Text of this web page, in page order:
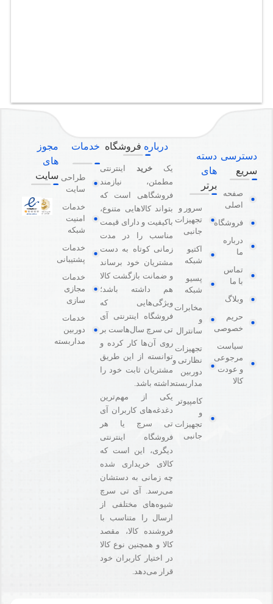
دسترسی
سریع
صفحه
اصلی
فروشگاه
درباره
ما
تماس
با ما
وبلاگ
حریم
خصوصی
سیاست
مرجوعی
و عودت
کالا
دسته
های
برتر
سرور و
تجهیزات
جانبی
اکتیو
شبکه
پسیو
شبکه
مخابرات
و
سانترال
تجهیزات
نظارتی و
دوربین
مداربسته
کامپیوتر
و
تجهیزات
جانبی
درباره فروشگاه
یک خریداینترنتی
مطمئن، نیازمند
فروشگاهی است که
بتواند کالاهایی متنوع،
باکیفیت و دارای قیمت
مناسب را در مدت
زمانی کوتاه به دست
مشتریان خود برساند
و ضمانت بازگشت کالا
هم داشته باشد؛
ویژگی‌هایی که
فروشگاه اینترنتی آی
تی سرچ سال‌هاست بر
روی آن‌ها کار کرده و
توانسته از این طریق
مشتریان ثابت خود را
داشته باشد.
یکی از مهم‌ترین
دغدغه‌های کاربران آی
تی سرچ یا هر
فروشگاه‌ اینترنتی
دیگری، این است که
کالای خریداری شده
چه زمانی به دستشان
می‌رسد. آی تی سرچ
شیوه‌های مختلفی از
ارسال را متناسب با
فروشنده کالا،‌ مقصد
کالا و همچنین نوع کالا
در اختیار کاربران خود
قرار می‌دهد.
خدمات
طراحی
سایت
خدمات
امنیت
شبکه
خدمات
پشتیبانی
خدمات
مجازی
سازی
خدمات
دوربین
مداربسته
مجوز
های
سایت